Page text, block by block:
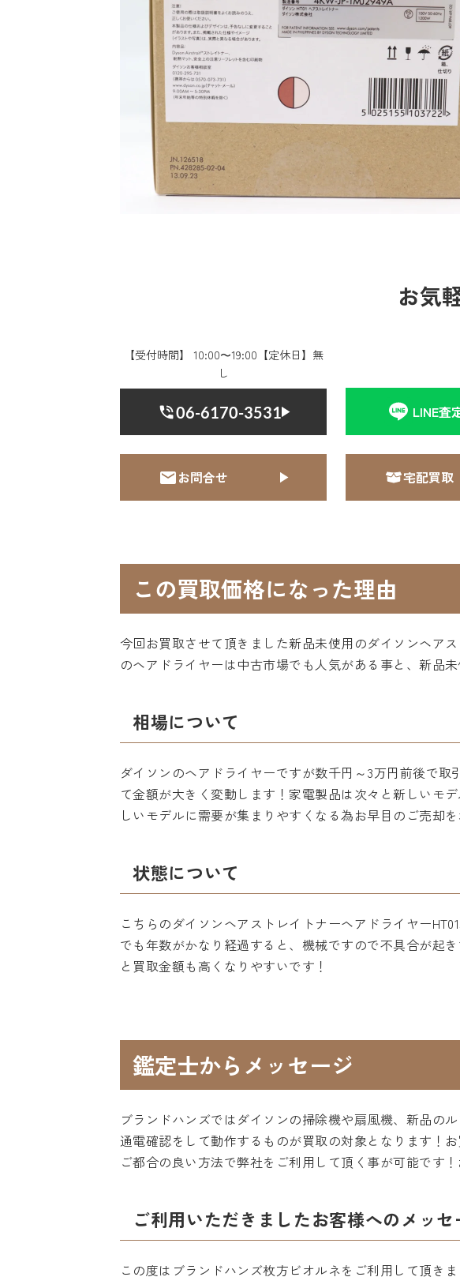
お気
【受付時間】 10:00〜19:00【定休日】無
し
06-6170-3531 LINE査
お問合せ 宅配買取
この買取価格になった理由
今回お買取させて頂きました新品未使用のダイソンヘア
のヘアドライヤーは中古市場でも人気がある事と、新品
相場について
ダイソンのヘアドライヤーですが数千円～3万円前後で
て金額が大きく変動します！家電製品は次々と新しいモ
しいモデルに需要が集まりやすくなる為お早目のご売却
状態について
こちらのダイソンヘアストレイトナーヘアドライヤー
でも年数がかなり経過すると、機械ですので不具合が起
と買取金額も高くなりやすいです！
鑑定士からメッセージ
ブランドハンズではダイソンの掃除機や扇風機、新品の
通電確認をして動作するものが買取の対象となります！
ご都合の良い方法で弊社をご利用して頂く事が可能です
ご利用いただきましたお客様へのメッセ
この度はブランドハンズ枚方ビオルネをご利用して頂き